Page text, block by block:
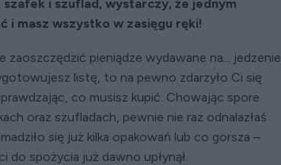
i szuflad, wystarczy, że jednym
i masz wszystko w zasięgu ręki!
pieniądze wydawane na... jedzenie.
listę, to na pewno zdarzyło Ci się
co musisz kupić. Chowając spore
oraz szufladach, pewnie nie raz odnalazłaś
się już kilka opakowań lub co gorsza –
spożycia już dawno upłynął.